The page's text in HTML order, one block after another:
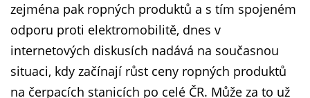
zejména pak ropných produktů a s tím spojeném
odporu proti elektromobilitě, dnes v
internetových diskusích nadává na současnou
situaci, kdy začínají růst ceny ropných produktů
na čerpacích stanicích po celé ČR. Může za to už